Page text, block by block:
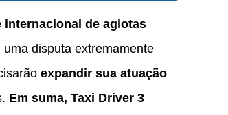
internacional de agiotas
disputa extremamente
expandir sua atuação
Em suma, Taxi Driver 3